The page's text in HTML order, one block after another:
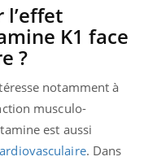
K1 face
?
notamment à
musculo-
est aussi
. Dans